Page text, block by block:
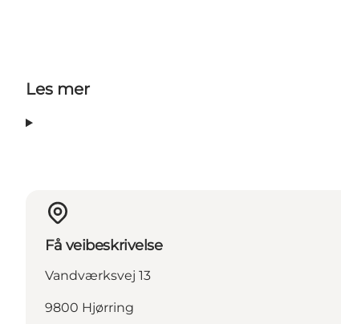
Les mer
Få veibeskrivelse
Vandværksvej 13
9800 Hjørring